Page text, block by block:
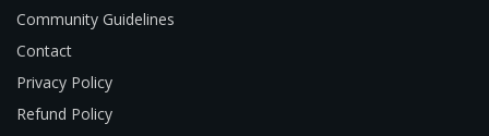
Community Guidelines
Contact
Privacy Policy
Refund Policy